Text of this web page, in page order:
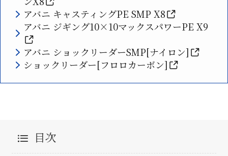
アバニ キャスティングPE SMP X8
アバニ ジギング10×10マックスパワーPE X9
アバニ ショックリーダーSMP[ナイロン]
ショックリーダー[フロロカーボン]
目次